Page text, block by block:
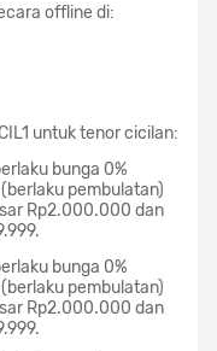
offline di:
untuk tenor cicilan:
bunga 0%
pembulatan)
Rp2.000.000 dan
bunga 0%
pembulatan)
Rp2.000.000 dan